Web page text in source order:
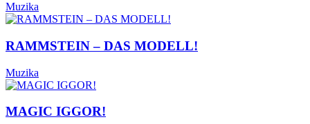
Muzika
RAMMSTEIN – DAS MODELL!
Muzika
MAGIC IGGOR!